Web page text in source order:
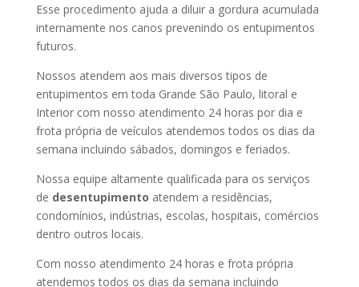
Esse procedimento ajuda a diluir a gordura acumulada
internamente nos canos prevenindo os entupimentos
futuros.
Nossos atendem aos mais diversos tipos de
entupimentos em toda Grande São Paulo, litoral e
Interior com nosso atendimento 24 horas por dia e
frota própria de veículos atendemos todos os dias da
semana incluindo sábados, domingos e feriados.
Nossa equipe altamente qualificada para os serviços
de desentupimento atendem a residências,
condomínios, indústrias, escolas, hospitais, comércios
dentro outros locais.
Com nosso atendimento 24 horas e frota própria
atendemos todos os dias da semana incluindo